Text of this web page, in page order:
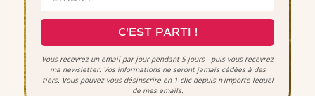
C'EST PARTI !
Vous recevrez un email par jour pendant 5 jours - puis vous recevrez
ma newsletter. Vos informations ne seront jamais cédées à des
tiers. Vous pouvez vous désinscrire en 1 clic depuis n'importe lequel
de mes emails.